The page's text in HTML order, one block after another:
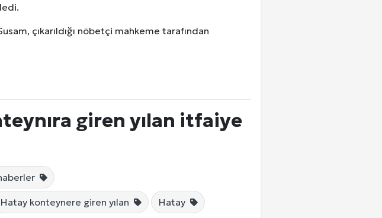
çıkarıldığı nöbetçi mahkeme tarafından
giren yılan itfaiye
Hatay konteynere giren yılan Hatay